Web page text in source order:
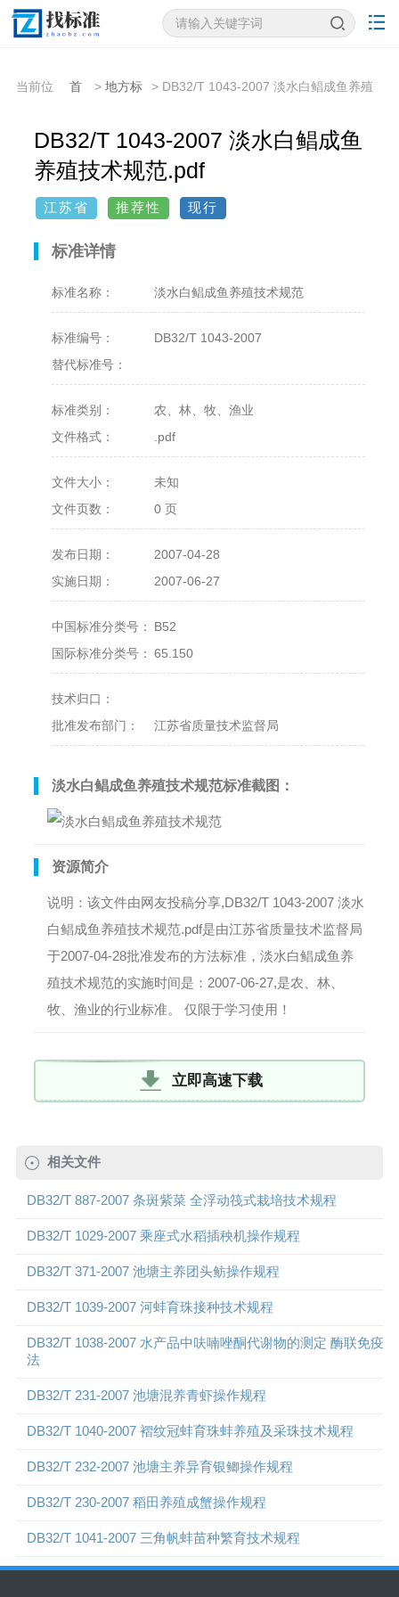
当前位
首
> 地方标
> DB32/T 1043-2007 淡水白鲳成鱼养殖
DB32/T 1043-2007 淡水白鲳成鱼
养殖技术规范.pdf
江苏省 推荐性 现行
标准详情
标准名称： 淡水白鲳成鱼养殖技术规范
标准编号：
DB32/T 1043-2007
替代标准号：
标准类别：
农、林、牧、渔业
文件格式：
.pdf
文件大小：
未知
文件页数：
0 页
发布日期：
2007-04-28
实施日期：
2007-06-27
中国标准分类号：
B52
国际标准分类号： 65.150
技术归口：
批准发布部门：
江苏省质量技术监督局
淡水白鲳成鱼养殖技术规范标准截图：
资源简介
说明：该文件由网友投稿分享,DB32/T 1043-2007 淡水
白鲳成鱼养殖技术规范.pdf是由江苏省质量技术监督局
于2007-04-28批准发布的方法标准，淡水白鲳成鱼养
殖技术规范的实施时间是：2007-06-27,是农、林、
牧、渔业的行业标准。 仅限于学习使用！
立即高速下载
相关文件
DB32/T 887-2007 条斑紫菜 全浮动筏式栽培技术规程
DB32/T 1029-2007 乘座式水稻插秧机操作规程
DB32/T 371-2007 池塘主养团头鲂操作规程
DB32/T 1039-2007 河蚌育珠接种技术规程
DB32/T 1038-2007 水产品中呋喃唑酮代谢物的测定 酶联免疫
法
DB32/T 231-2007 池塘混养青虾操作规程
DB32/T 1040-2007 褶纹冠蚌育珠蚌养殖及采珠技术规程
DB32/T 232-2007 池塘主养异育银鲫操作规程
DB32/T 230-2007 稻田养殖成蟹操作规程
DB32/T 1041-2007 三角帆蚌苗种繁育技术规程